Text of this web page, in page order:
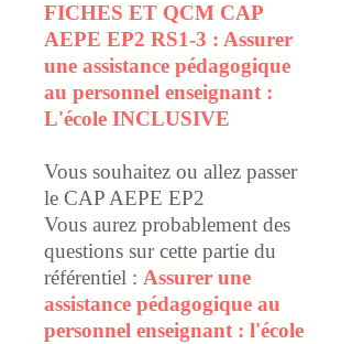
FICHES ET QCM CAP
AEPE EP2 RS1-3 : Assurer
une assistance pédagogique
au personnel enseignant :
L'école INCLUSIVE
Vous souhaitez ou allez passer
le CAP AEPE EP2
Vous aurez probablement des
questions sur cette partie du
référentiel : Assurer une
assistance pédagogique au
personnel enseignant : l'école